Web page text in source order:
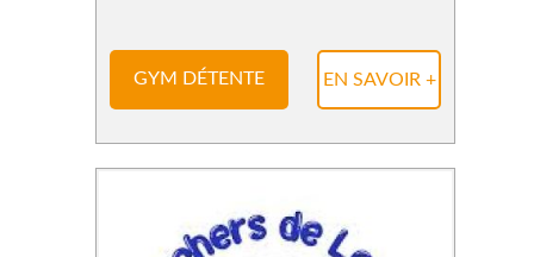
GYM DÉTENTE EN SAVOIR +